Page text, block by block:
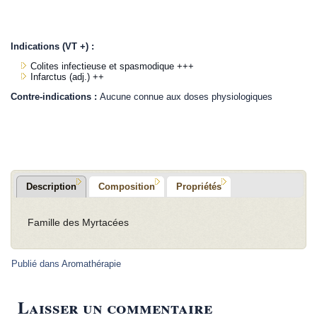
Indications (VT +) :
Colites infectieuse et spasmodique +++
Infarctus (adj.) ++
Contre-indications :Aucune connue aux doses physiologiques
Description Composition Propriétés
Famille des Myrtacées
Publié dans Aromathérapie
Laisser un commentaire